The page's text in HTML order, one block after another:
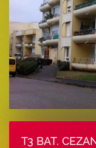
T3 BAT.